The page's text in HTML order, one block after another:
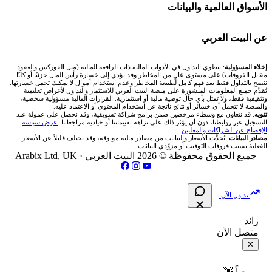
اكس تي بي XTB
انتراكتيف بروكرز IBKR
شركات تداول في الأردن
شركات تداول في العراق
شركات تداول في فلسطين
🇦🇪 أسواق الإمارات
🇪🇬 البورصة المصرية
🇶🇦 بورصة قطر
🇯🇴 بورصة عمّان
🇧🇭 بورصة البحرين
فلتر الأسهم الشرعي
📋 جميع الأسهم
💱 محول العملات
🧮 حاسبة حجم اللوت
📊 حاسبة قيمة النقطة
💰 حاسبة ربح الفوركس
📌 حاسبة النقاط المحورية
📏 حاسبة حجم المركز
📈 حاسبة عائد التداول
📊 حاسبة الربح التراكمي
🧮 حاسبة متوسط سعر السهم
🧱 حائط المجتمع
🏆 لوحة المحلّلين
✍️ اكتب تحليلك
الأسواق العالمية والبيانات
🌐 المؤشرات العالمية
🥇 سعر الذهب اليوم
🥇 أسعار الذهب والمعادن
💱 أسعار العملات والفوركس
💵 سعر الريال السعودي في مصر
📅 المؤشرات الاقتصادية
عن البيت العربي
من نحن
تواصل معنا
فريق المؤلفين
مقالات تعليمية
سياسة تقييم الشركات
الإبلاغ عن شركة نصابة
إخلاء المسؤولية: ينطوي التداول في الأدوات المالية ذات الرافعة المالية (مثل الفوركس والعقود
مقابل الفروقات) على مستوى عالٍ من المخاطر وقد يؤدي إلى خسارة رأس المال جزئيًا أو كليًا.
ننصح بالتداول فقط بعد فهم كامل لطبيعة المخاطر وعدم استخدام أموال لا يمكنك تحمل خسارتها.
تُقدَّم جميع المعلومات المنشورة على منصة البيت العربي للاستثمار والتداول لأغراض تعليمية
وتثقيفية فقط، ولا تمثل بأي حال توصية مالية أو استثمارية. القرارات المالية مسؤولية شخصية،
والمنصة لا تتحمل أي خسائر أو نتائج ناتجة عن استخدام المحتوى أو الاعتماد عليه.
تنويه: قد نتعاون مع وسطاء مرخصين ضمن برامج شراكة تسويقية، وقد نحصل على عمولة عند
التسجيل عبر روابطنا، دون أن يؤثر ذلك على نزاهة تقييماتنا أو حيادية مراجعاتنا. عرض سياسة
الإفصاح عن الشراكات والمعلنين
مصادر البيانات: تُحدَّث الأسعار والبيانات من مصادر مالية موثوقة، وقد تختلف قليلاً عن الأسعار
الفعلية بسبب فروقات التوقيت أو مزوّدي البيانات.
جميع الحقوق محفوظة © 2026 البيت العربي · Arabix Ltd, UK
تداول الآن
رائد
متصل الآن
✕